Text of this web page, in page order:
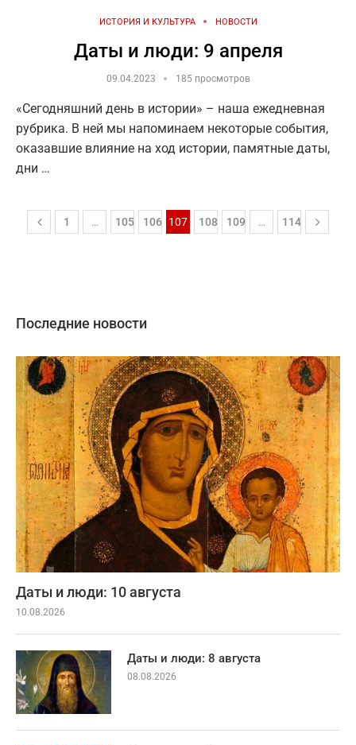
ИСТОРИЯ И КУЛЬТУРА НОВОСТИ
Даты и люди: 9 апреля
09.04.2023 185 просмотров
«Сегодняшний день в истории» – наша ежедневная
рубрика. В ней мы напоминаем некоторые события,
оказавшие влияние на ход истории, памятные даты,
дни …
1 … 105 106 107 108 109 … 114
Последние новости
Даты и люди: 10 августа
10.08.2026
Даты и люди: 8 августа
08.08.2026